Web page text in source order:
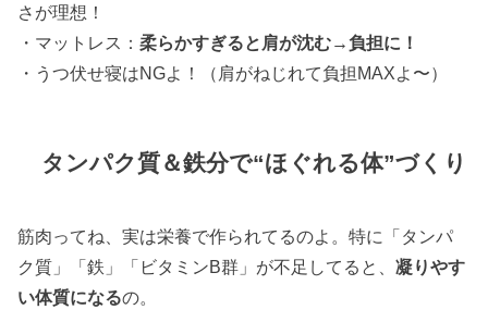
さが理想！
・マットレス：柔らかすぎると肩が沈む→負担に！
・うつ伏せ寝はNGよ！（肩がねじれて負担MAXよ〜）
タンパク質＆鉄分で“ほぐれる体”づくり
筋肉ってね、実は栄養で作られてるのよ。特に「タンパ
ク質」「鉄」「ビタミンB群」が不足してると、凝りやす
い体質になるの。